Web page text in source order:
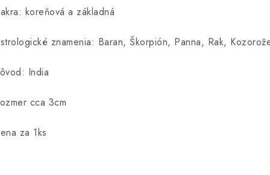
koreňová a základná
znamenia: Baran, Škorpión, Panna, Rak,
India
cca 3cm
za 1ks